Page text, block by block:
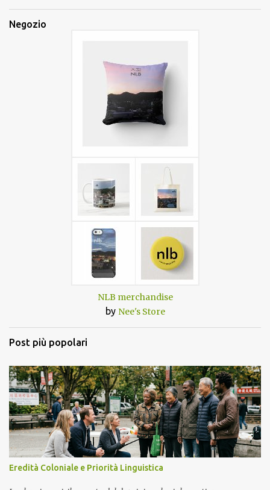
Negozio
NLB merchandise
by Nee's Store
Post più popolari
Eredità Coloniale e Priorità Linguistica